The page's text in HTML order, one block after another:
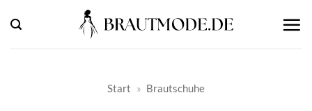
Inhalt
springen
Start » Brautschuhe